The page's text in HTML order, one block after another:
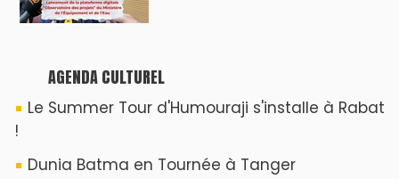
AGENDA CULTUREL
Le Summer Tour d'Humouraji s'installe à Rabat
!
Dunia Batma en Tournée à Tanger